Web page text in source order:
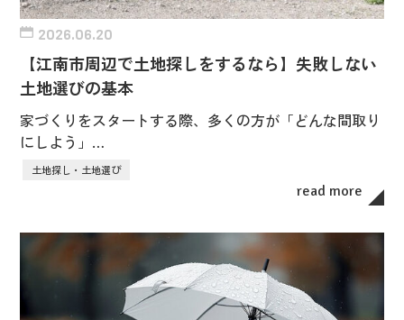
2026.06.20
【江南市周辺で土地探しをするなら】失敗しない
土地選びの基本
家づくりをスタートする際、多くの方が「どんな間取り
にしよう」…
土地探し・土地選び
read more